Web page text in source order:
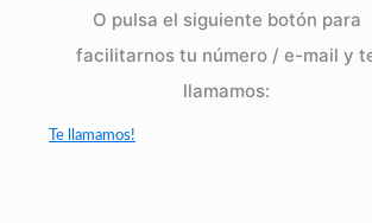
O pulsa el siguiente botón para
facilitarnos tu número / e-mail y
llamamos:
Te llamamos!